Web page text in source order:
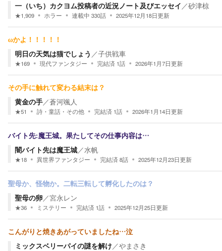
一（いち）カクヨム投稿者の近況ノート及びエッセイ ／砂津椋
★1,909 ホラー 連載中 330話 2025年12月18日更新
ωかよ！！！！！
明日の天気は猫でしょう ／子供戦車
★169 現代ファンタジー 完結済 1話 2026年1月7日更新
その手に触れて変わる結末は？
黄金の手／蒼河颯人
★51 詩・童話・その他 完結済 1話 2026年1月14日更新
バイト先:魔王城。果たしてその仕事内容は…
闇バイト先は魔王城／水帆
★18 異世界ファンタジー 完結済8話 2025年12月23日更新
聖母か、怪物か。二転三転して孵化したのは？
聖母の卵／宮永レン
★36 ミステリー 完結済 1話 2025年12月25日更新
こんがりと焼きあがっていましたね…泣
ミックスベリーパイの謎を解け／やまさき